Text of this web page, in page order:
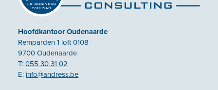
Hoofdkantoor Oudenaarde
Remparden 1 loft 0108
9700 Oudenaarde
T:055 30 31 02
E: info@andress.be